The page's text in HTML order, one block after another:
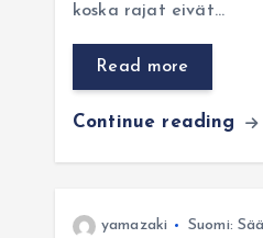
koska rajat eivät…
Read more
Continue reading
yamazaki Suomi: